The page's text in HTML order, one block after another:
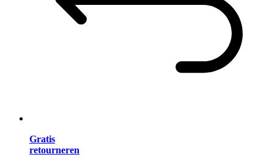
Gratis
retourneren